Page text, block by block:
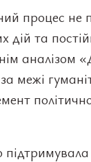
процес не
дій та
аналізом
межі